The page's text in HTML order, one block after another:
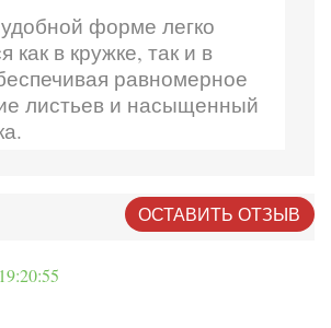
форме легко
как в кружке, так и в
равномерное
листьев и насыщенный
ОСТАВИТЬ ОТЗЫВ